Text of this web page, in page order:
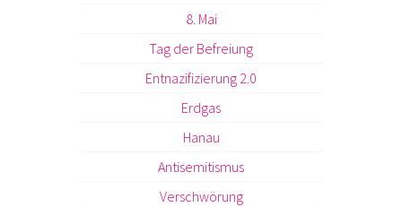
8. Mai
Tag der Befreiung
Entnazifizierung 2.0
Erdgas
Hanau
Antisemitismus
Verschwörung